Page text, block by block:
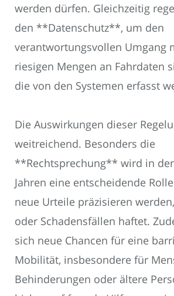
werden dürfen. Gleichzeitig
den **Datenschutz**, um den
verantwortungsvollen Umgang
riesigen Mengen an Fahrdaten
die von den Systemen erfasst
Die Auswirkungen dieser
weitreichend. Besonders die
**Rechtsprechung** wird in
Jahren eine entscheidende
neue Urteile präzisieren
oder Schadensfällen haftet.
sich neue Chancen für eine
Mobilität, insbesondere für
Behinderungen oder ältere